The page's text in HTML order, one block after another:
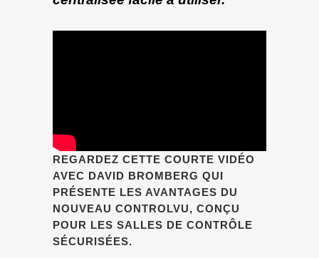
REGARDEZ CETTE COURTE VIDÉO
AVEC DAVID BROMBERG QUI
PRÉSENTE LES AVANTAGES DU
NOUVEAU CONTROLVU, CONÇU
POUR LES SALLES DE CONTRÔLE
SÉCURISÉES.